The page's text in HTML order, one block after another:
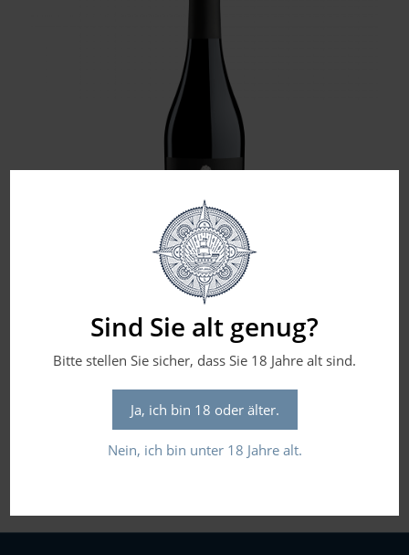
Sind Sie alt genug?
Bitte stellen Sie sicher, dass Sie 18 Jahre alt sind.
Ja, ich bin 18 oder älter.
Nein, ich bin unter 18 Jahre alt.
La Collina dei Ciliegi – Recioto d. Valpolicella DOCG –
2021
29,90
€ (Preis pro Liter: 59,80 €
Flaschengröße in Liter: 0,5